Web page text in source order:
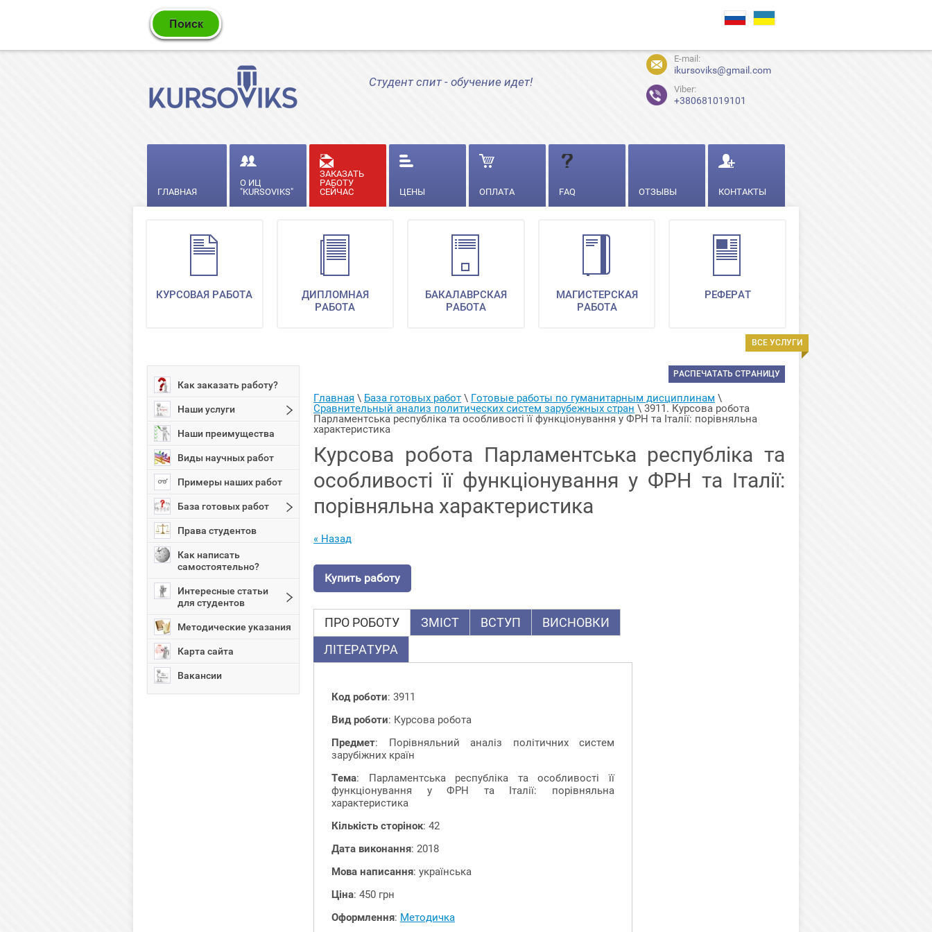
Студент спит - обучение идет!
E-mail:
ikursoviks@gmail.com
Viber:
+380681019101
ГЛАВНАЯ
О ИЦ
"KURSOVIKS"
ЗАКАЗАТЬ
РАБОТУ
СЕЙЧАС
ЦЕНЫ ОПЛАТА FAQ ОТЗЫВЫ КОНТАКТЫ
ВСЕ УСЛУГИ
КУРСОВАЯ РАБОТА
ДИПЛОМНАЯ
РАБОТА
БАКАЛАВРСКАЯ
РАБОТА
МАГИСТЕРСКАЯ
РАБОТА
РЕФЕРАТ
Как заказать работу?
Наши услуги
Наши преимущества
Виды научных работ
Примеры наших работ
База готовых работ
Права студентов
Как написать
самостоятельно?
Интересные статьи
для студентов
Методические указания
Карта сайта
Вакансии
РАСПЕЧАТАТЬ СТРАНИЦУ
Главная \ База готовых работ \ Готовые работы по гуманитарным дисциплинам
Сравнительный анализ политических систем зарубежных стран \ 3911. Курсова робота
Парламентська республіка та особливості її функціонування у ФРН та Італії: порівняльна
характеристика
Курсова робота Парламентська республіка та
особливості її функціонування у ФРН та Італії:
порівняльна характеристика
« Назад
Купить работу
ПРО РОБОТУ ЗМІСТ ВСТУП
ВИСНОВКИ
ЛІТЕРАТУРА
Код роботи: 3911
Вид роботи: Курсова робота
Предмет: Порівняльний аналіз політичних систем
зарубіжних країн
Тема: Парламентська республіка та особливості її
функціонування у ФРН та Італії: порівняльна
характеристика
Кількість сторінок: 42
Дата виконання: 2018
Мова написання: українська
Ціна: 450 грн
Оформлення: Методичка